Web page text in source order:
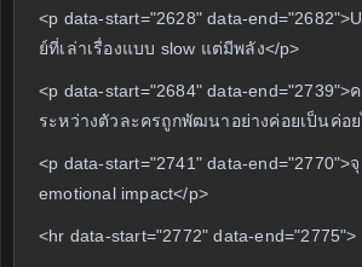
<p data-start="2628" data-
ย์ที่เล่าเรื่องแบบ slow แต่มีพลัง</p>
<p data-start="2684" data-end="2739">
ระหว่างตัวละครถูกพัฒนาอย่างค่อยเป็นค่อย
<p data-start="2741" data-end="2770">
emotional impact</p>
<hr data-start="2772" data-end="2775">